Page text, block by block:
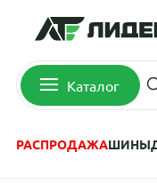
Каталог
РАСПРОДАЖАШИНЫ